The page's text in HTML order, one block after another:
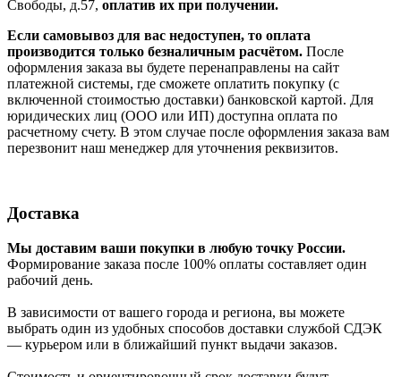
Свободы, д.57, оплатив их при получении.
Если самовывоз для вас недоступен, то оплата
производится только безналичным расчётом. После
оформления заказа вы будете перенаправлены на сайт
платежной системы, где сможете оплатить покупку (с
включенной стоимостью доставки) банковской картой. Для
юридических лиц (ООО или ИП) доступна оплата по
расчетному счету. В этом случае после оформления заказа вам
перезвонит наш менеджер для уточнения реквизитов.
Доставка
Мы доставим ваши покупки в любую точку России.
Формирование заказа после 100% оплаты составляет один
рабочий день.
В зависимости от вашего города и региона, вы можете
выбрать один из удобных способов доставки службой СДЭК
— курьером или в ближайший пункт выдачи заказов.